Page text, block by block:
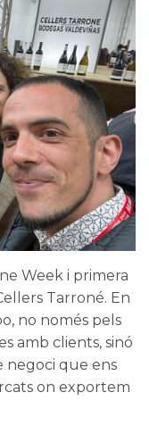
Week i primera
Tarroné. En
no només pels
amb clients, sinó
negoci que ens
on exportem